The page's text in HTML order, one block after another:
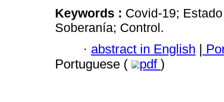
Keywords : Covid-19;
Soberanía; Control.
· abstract in English |
Portuguese (
pdf )